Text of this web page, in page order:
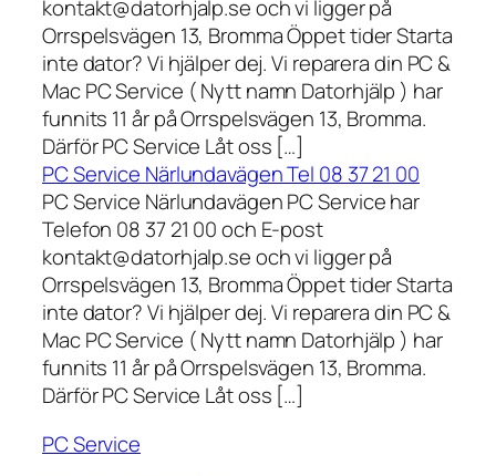
kontakt@datorhjalp.se och vi ligger på
Orrspelsvägen 13, Bromma Öppet tider Starta
inte dator? Vi hjälper dej. Vi reparera din PC &
Mac PC Service ( Nytt namn Datorhjälp ) har
funnits 11 år på Orrspelsvägen 13, Bromma.
Därför PC Service Låt oss […]
PC Service Närlundavägen Tel 08 37 21 00
PC Service Närlundavägen PC Service har
Telefon 08 37 21 00 och E-post
kontakt@datorhjalp.se och vi ligger på
Orrspelsvägen 13, Bromma Öppet tider Starta
inte dator? Vi hjälper dej. Vi reparera din PC &
Mac PC Service ( Nytt namn Datorhjälp ) har
funnits 11 år på Orrspelsvägen 13, Bromma.
Därför PC Service Låt oss […]
PC Service